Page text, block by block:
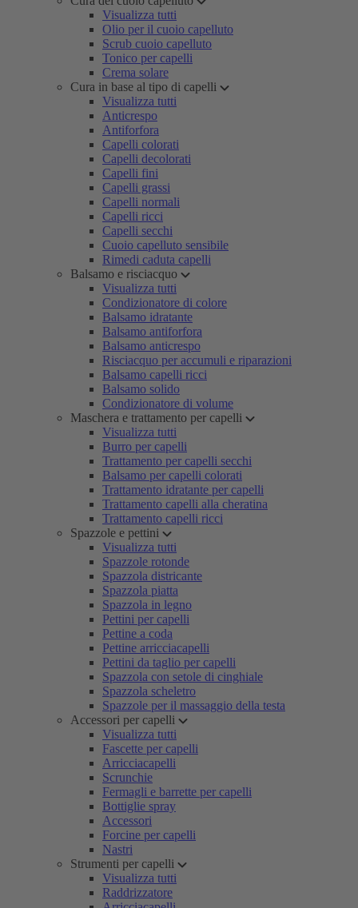
Visualizza tutti
Olio per il cuoio capelluto
Scrub cuoio capelluto
Tonico per capelli
Crema solare
Cura in base al tipo di capelli
Visualizza tutti
Anticrespo
Antiforfora
Capelli colorati
Capelli decolorati
Capelli fini
Capelli grassi
Capelli normali
Capelli ricci
Capelli secchi
Cuoio capelluto sensibile
Rimedi caduta capelli
Balsamo e risciacquo
Visualizza tutti
Condizionatore di colore
Balsamo idratante
Balsamo antiforfora
Balsamo anticrespo
Risciacquo per accumuli e riparazioni
Balsamo capelli ricci
Balsamo solido
Condizionatore di volume
Maschera e trattamento per capelli
Visualizza tutti
Burro per capelli
Trattamento per capelli secchi
Balsamo per capelli colorati
Trattamento idratante per capelli
Trattamento capelli alla cheratina
Trattamento capelli ricci
Spazzole e pettini
Visualizza tutti
Spazzole rotonde
Spazzola districante
Spazzola piatta
Spazzola in legno
Pettini per capelli
Pettine a coda
Pettine arricciacapelli
Pettini da taglio per capelli
Spazzola con setole di cinghiale
Spazzola scheletro
Spazzole per il massaggio della testa
Accessori per capelli
Visualizza tutti
Fascette per capelli
Arricciacapelli
Scrunchie
Fermagli e barrette per capelli
Bottiglie spray
Accessori
Forcine per capelli
Nastri
Strumenti per capelli
Visualizza tutti
Raddrizzatore